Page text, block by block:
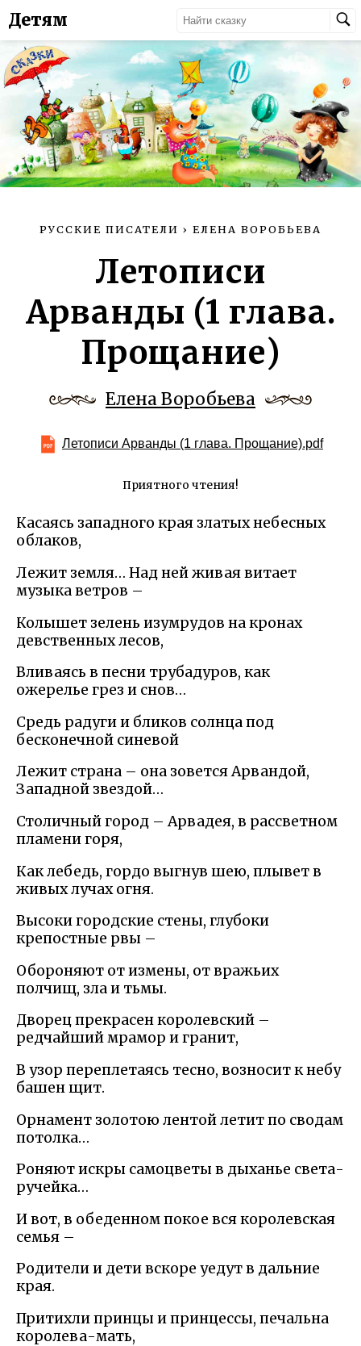
Детям
РУССКИЕ ПИСАТЕЛИ › ЕЛЕНА ВОРОБЬЕВА
Летописи
Арванды (1 глава.
Прощание)
Елена Воробьева
Летописи Арванды (1 глава. Прощание).pdf
Приятного чтения!
Касаясь западного края златых небесных
облаков,
Лежит земля… Над ней живая витает
музыка ветров –
Колышет зелень изумрудов на кронах
девственных лесов,
Вливаясь в песни трубадуров, как
ожерелье грез и снов…
Средь радуги и бликов солнца под
бесконечной синевой
Лежит страна – она зовется Арвандой,
Западной звездой…
Столичный город – Арвадея, в рассветном
пламени горя,
Как лебедь, гордо выгнув шею, плывет в
живых лучах огня.
Высоки городские стены, глубоки
крепостные рвы –
Обороняют от измены, от вражьих
полчищ, зла и тьмы.
Дворец прекрасен королевский –
редчайший мрамор и гранит,
В узор переплетаясь тесно, возносит к небу
башен щит.
Орнамент золотою лентой летит по сводам
потолка…
Роняют искры самоцветы в дыханье света-
ручейка…
И вот, в обеденном покое вся королевская
семья –
Родители и дети вскоре уедут в дальние
края.
Притихли принцы и принцессы, печальна
королева-мать,